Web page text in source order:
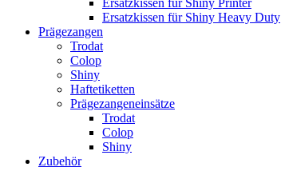
Ersatzkissen für Shiny Printer
Ersatzkissen für Shiny Heavy Duty
Prägezangen
Trodat
Colop
Shiny
Haftetiketten
Prägezangeneinsätze
Trodat
Colop
Shiny
Zubehör